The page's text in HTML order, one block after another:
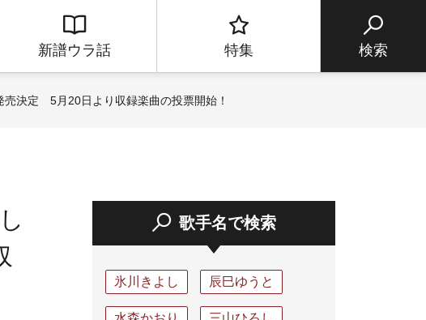
新譜ウラ話 特集 検索
売決定 5月20日より収録楽曲の投票開始！
歌手名で検索
氷川きよし 辰巳ゆうと